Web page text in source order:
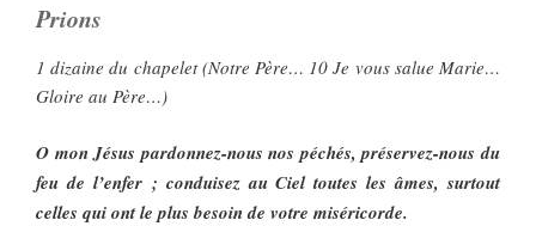
Prions
1 dizaine du chapelet (Notre Père… 10 Je vous salue Marie…
Gloire au Père…)
O mon Jésus pardonnez-nous nos péchés, préservez-nous du
feu de l’enfer ; conduisez au Ciel toutes les âmes, surtout
celles qui ont le plus besoin de votre miséricorde.